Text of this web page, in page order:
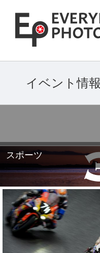
イベント情報
スポーツ